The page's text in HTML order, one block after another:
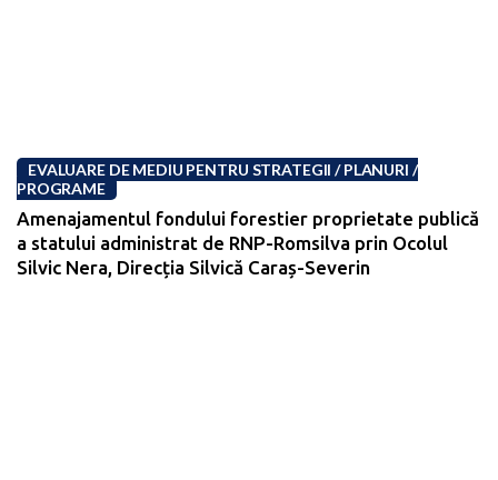
EVALUARE DE MEDIU PENTRU STRATEGII / PLANURI /
PROGRAME
Amenajamentul fondului forestier proprietate publică
a statului administrat de RNP-Romsilva prin Ocolul
Silvic Nera, Direcția Silvică Caraș-Severin